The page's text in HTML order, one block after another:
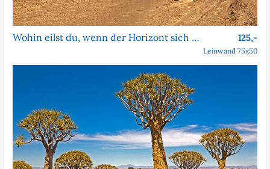
Wohin eilst du, wenn der Horizont sich nie nähert? 125,-
Leinwand 75x50